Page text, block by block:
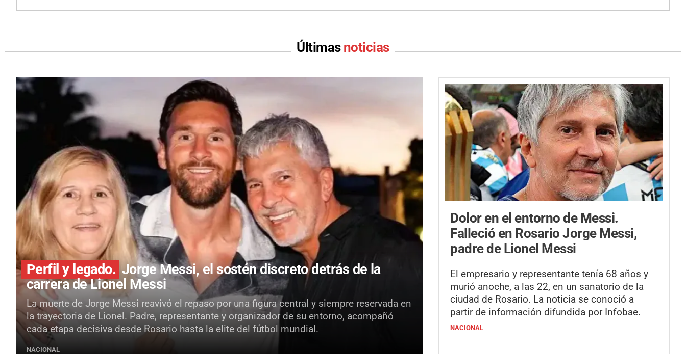
Últimas noticias
Perfil y legado. Jorge Messi, el sostén discreto detrás de la
carrera de Lionel Messi
La muerte de Jorge Messi reavivó el repaso por una figura central y siempre reservada en
la trayectoria de Lionel. Padre, representante y organizador de su entorno, acompañó
cada etapa decisiva desde Rosario hasta la elite del fútbol mundial.
NACIONAL
Dolor en el entorno de Messi.
Falleció en Rosario Jorge Messi,
padre de Lionel Messi
El empresario y representante tenía 68 años y
murió anoche, a las 22, en un sanatorio de la
ciudad de Rosario. La noticia se conoció a
partir de información difundida por Infobae.
NACIONAL